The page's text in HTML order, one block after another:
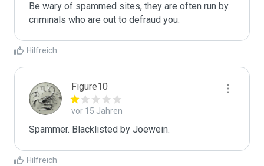
Be wary of spammed sites, they are often run by
criminals who are out to defraud you.
Hilfreich
Figure10
vor 15 Jahren
Spammer. Blacklisted by Joewein.
Hilfreich